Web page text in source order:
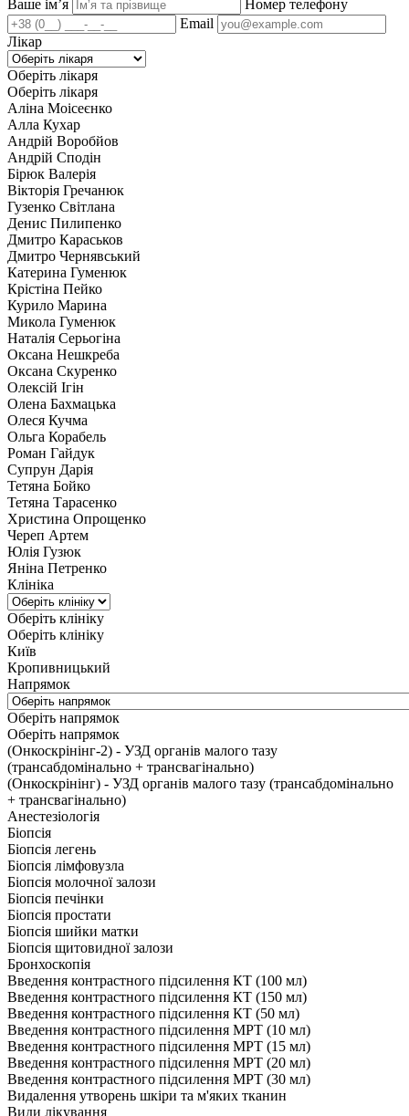
Ваше імʼя
Номер телефону
Email
Лікар
Оберіть лікаря
Оберіть лікаря
Аліна Моісеєнко
Алла Кухар
Андрій Воробйов
Андрій Сподін
Бірюк Валерія
Вікторія Гречанюк
Гузенко Світлана
Денис Пилипенко
Дмитро Караськов
Дмитро Чернявський
Катерина Гуменюк
Крістіна Пейко
Курило Марина
Микола Гуменюк
Наталія Серьогіна
Оксана Нешкреба
Оксана Скуренко
Олексій Ігін
Олена Бахмацька
Олеся Кучма
Ольга Корабель
Роман Гайдук
Супрун Дарія
Тетяна Бойко
Тетяна Тарасенко
Христина Опрощенко
Череп Артем
Юлія Гузюк
Яніна Петренко
Клініка
Оберіть клініку
Оберіть клініку
Київ
Кропивницький
Напрямок
Оберіть напрямок
Оберіть напрямок
(Онкоскрінінг-2) - УЗД органів малого тазу
(трансабдомінально + трансвагінально)
(Онкоскрінінг) - УЗД органів малого тазу (трансабдомінально
+ трансвагінально)
Анестезіологія
Біопсія
Біопсія легень
Біопсія лімфовузла
Біопсія молочної залози
Біопсія печінки
Біопсія простати
Біопсія шийки матки
Біопсія щитовидної залози
Бронхоскопія
Введення контрастного підсилення КТ (100 мл)
Введення контрастного підсилення КТ (150 мл)
Введення контрастного підсилення КТ (50 мл)
Введення контрастного підсилення МРТ (10 мл)
Введення контрастного підсилення МРТ (15 мл)
Введення контрастного підсилення МРТ (20 мл)
Введення контрастного підсилення МРТ (30 мл)
Видалення утворень шкіри та м'яких тканин
Види лікування